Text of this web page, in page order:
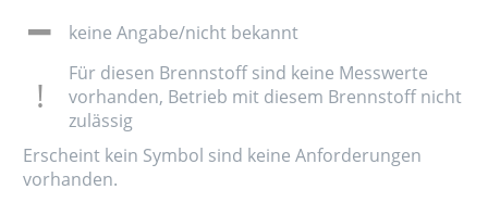
keine Angabe/nicht bekannt
Für diesen Brennstoff sind keine Messwerte
vorhanden, Betrieb mit diesem Brennstoff nicht
zulässig
Erscheint kein Symbol sind keine Anforderungen
vorhanden.